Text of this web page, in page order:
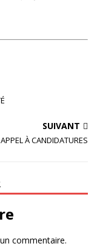
SUIVANT
À CANDIDATURES
commentaire.